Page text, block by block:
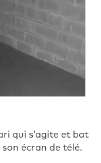
qui s’agite et bat
écran de télé.